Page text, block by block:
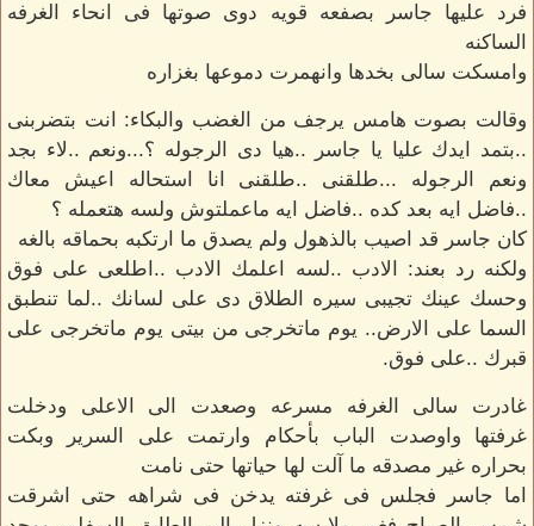
فرد عليها جاسر بصفعه قويه دوى صوتها فى انحاء الغرفه
الساكنه
وامسكت سالى بخدها وانهمرت دموعها بغزاره
وقالت بصوت هامس يرجف من الغضب والبكاء: انت بتضربنى
..بتمد ايدك عليا يا جاسر ..هيا دى الرجوله ؟...ونعم ..لاء بجد
ونعم الرجوله ...طلقنى ..طلقنى انا استحاله اعيش معاك
..فاضل ايه بعد كده ..فاضل ايه ماعملتوش ولسه هتعمله ؟
كان جاسر قد اصيب بالذهول ولم يصدق ما ارتكبه بحماقه بالغه
ولكنه رد بعند: الادب ..لسه اعلمك الادب ..اطلعى على فوق
وحسك عينك تجيبى سيره الطلاق دى على لسانك ..لما تنطبق
السما على الارض.. يوم ماتخرجى من بيتى يوم ماتخرجى على
قبرك ..على فوق.
غادرت سالى الغرفه مسرعه وصعدت الى الاعلى ودخلت
غرفتها واوصدت الباب بأحكام وارتمت على السرير وبكت
بحراره غير مصدقه ما آلت لها حياتها حتى نامت
اما جاسر فجلس فى غرفته يدخن فى شراهه حتى اشرقت